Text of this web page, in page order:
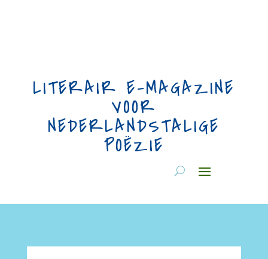
LITERAIR E-MAGAZINE
VOOR
NEDERLANDSTALIGE
POËZIE